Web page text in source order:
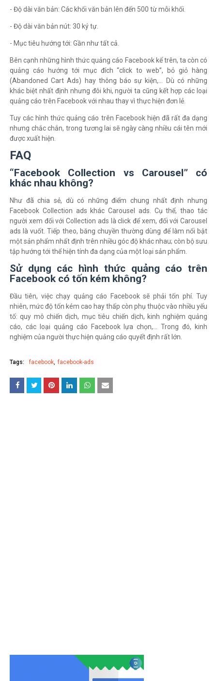
- Độ dài văn bản: Các khối văn bản lên đến 500 từ mỗi khối.
- Độ dài văn bản nút: 30 ký tự.
- Mục tiêu hướng tới: Gần như tất cả.
Bên cạnh những hình thức quảng cáo Facebook kể trên, ta còn có
quảng cáo hướng tới mục đích “click to web”, bỏ giỏ hàng
(Abandoned Cart Ads) hay thông báo sự kiện,… Dù có những
khác biệt nhất định nhưng đôi khi, người ta cũng kết hợp các loại
quảng cáo trên Facebook với nhau thay vì thực hiện đơn lẻ.
Tuy các hình thức quảng cáo trên Facebook hiện đã rất đa dạng
nhưng chắc chắn, trong tương lai sẽ ngày càng nhiều cái tên mới
được xuất hiện.
FAQ
“Facebook Collection vs Carousel” có
khác nhau không?
Như đã chia sẻ, dù có những điểm chung nhất định nhưng
Facebook Collection ads khác Carousel ads. Cụ thể, thao tác
người xem đối với Collection ads là click để xem, đối với Carousel
ads là vuốt. Tiếp theo, băng chuyền thường dùng để làm nổi bật
một sản phẩm nhất định trên nhiều góc độ khác nhau; còn bộ sưu
tập hướng tới thể hiện tính đa dạng của một loại sản phẩm.
Sử dụng các hình thức quảng cáo trên
Facebook có tốn kém không?
Đầu tiên, việc chạy quảng cáo Facebook sẽ phải tốn phí. Tuy
nhiên, mức độ tốn kém cao hay thấp còn phụ thuộc vào nhiều yếu
tố: quy mô chiến dịch, mục tiêu chiến dịch, kinh nghiệm quảng
cáo, các loại quảng cáo Facebook lựa chọn,… Trong đó, kinh
nghiệm của người thực hiện quảng cáo quyết định rất lớn.
Tags: facebook facebook-ads